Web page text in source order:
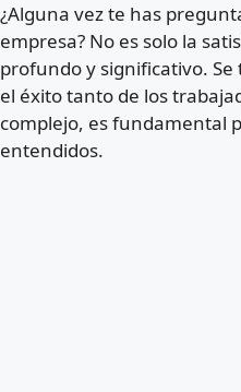
¿Alguna vez te has
empresa? No es solo la
profundo y significativo.
el éxito tanto de los
complejo, es fundamental
entendidos.